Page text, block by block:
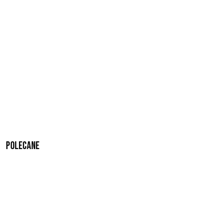
Polecane